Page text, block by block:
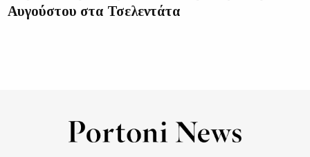
Αυγούστου στα Τσελεντάτα